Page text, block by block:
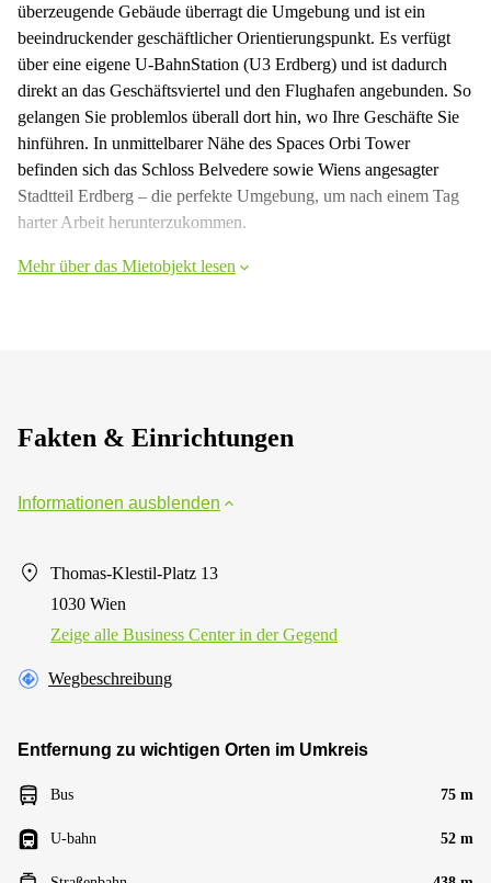
überzeugende Gebäude überragt die Umgebung und ist ein
beeindruckender geschäftlicher Orientierungspunkt. Es verfügt
über eine eigene U-BahnStation (U3 Erdberg) und ist dadurch
direkt an das Geschäftsviertel und den Flughafen angebunden. So
gelangen Sie problemlos überall dort hin, wo Ihre Geschäfte Sie
hinführen. In unmittelbarer Nähe des Spaces Orbi Tower
befinden sich das Schloss Belvedere sowie Wiens angesagter
Stadtteil Erdberg – die perfekte Umgebung, um nach einem Tag
harter Arbeit herunterzukommen.
Mehr über das Mietobjekt lesen
Fakten & Einrichtungen
Informationen ausblenden
Thomas-Klestil-Platz 13
1030 Wien
Zeige alle Business Center in der Gegend
Wegbeschreibung
Entfernung zu wichtigen Orten im Umkreis
Bus 75 m
U-bahn 52 m